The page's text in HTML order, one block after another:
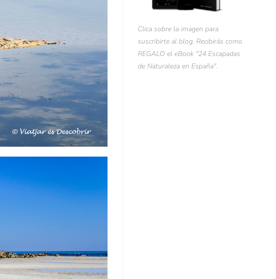
Clica sobre la imagen para
suscribirte al blog. Recibirás como
REGALO el eBook "24 Escapadas
de Naturaleza en España".